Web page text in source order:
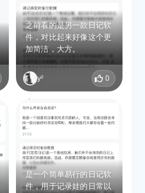
之前看的是另一款日记软
件，对比起来好像这个更
加简洁，大方。
y² 0
是一个简单易行的日记软
件，用于记录娃的日常以